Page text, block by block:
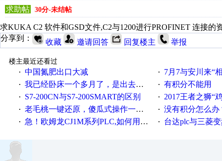
求助帖 30分-未结帖
求KUKA C2 软件和GSD文件,C2与1200进行PROFINET 连接的
分享到：
收藏 邀请回答 回复楼主 举报
楼主最近还看过
· 中国氮肥出口大减 · 7月7与安川来“
· 我已经卧床一个多月了，是出去安装机械手在高速遭遇车祸所致:大家工作都要特别注意啊 · 有积分不能用
· S7-200CN与S7-200SMART的区别 · 2017王者之狮“鸡”情签到
· 老毛桃一键还原，傻瓜式操作一键轻松备份还原；程序为向导式安装，一键即可实现自动备份或还原系统。 · 没有积分怎么办
· 急！欧姆龙CJ1M系列PLC,如何用时间控制变频器。要求时间在组态王中可以自由输入！拜托各位大神了！ · 台达plc与三菱